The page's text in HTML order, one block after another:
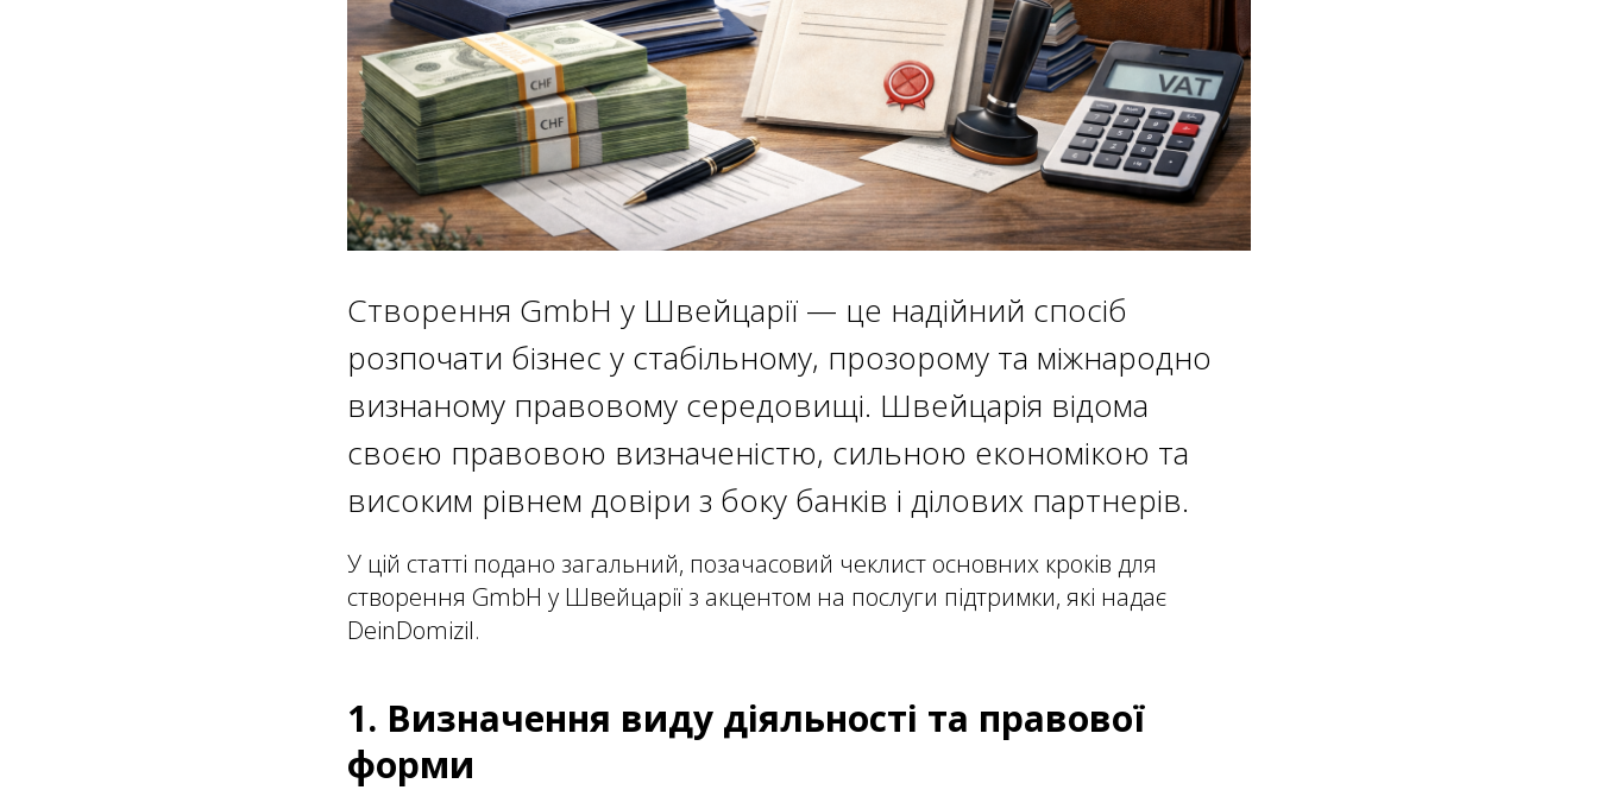
Створення GmbH у Швейцарії — це надійний спосіб
розпочати бізнес у стабільному, прозорому та міжнародно
визнаному правовому середовищі. Швейцарія відома
своєю правовою визначеністю, сильною економікою та
високим рівнем довіри з боку банків і ділових партнерів.
У цій статті подано загальний, позачасовий чеклист основних кроків для
створення GmbH у Швейцарії з акцентом на послуги підтримки, які надає
DeinDomizil.
1. Визначення виду діяльності та правової
форми